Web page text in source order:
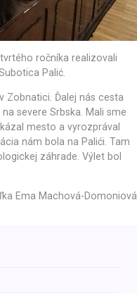
ročníka realizovali
Palić.
Zobnatici. Ďalej nás cesta
severe Srbska. Mali sme
mesto a vyrozprával
nám bola na Palići. Tam
záhrade. Výlet bol
Ema Machová-Domoniová